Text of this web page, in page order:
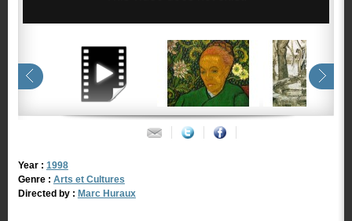
Year : 1998
Genre : Arts et Cultures
Directed by : Marc Huraux